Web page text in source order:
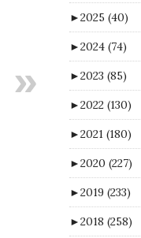
►2025 (40)
►2024 (74)
►2023 (85)
►2022 (130)
►2021 (180)
►2020 (227)
►2019 (233)
►2018 (258)